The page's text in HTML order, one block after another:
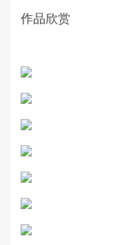
作品欣赏